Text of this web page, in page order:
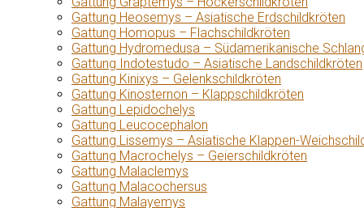
Gattung Heosemys – Asiatische Erdschildkröten
Gattung Homopus – Flachschildkröten
Gattung Hydromedusa – Südamerikanische
Gattung Indotestudo – Asiatische Landschildkröten
Gattung Kinixys – Gelenkschildkröten
Gattung Kinosternon – Klappschildkröten
Gattung Lepidochelys
Gattung Leucocephalon
Gattung Lissemys – Asiatische Klappen-
Gattung Macrochelys – Geierschildkröten
Gattung Malaclemys
Gattung Malacochersus
Gattung Malayemys